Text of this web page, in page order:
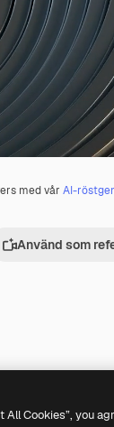
med vår AI-
Använd som
All Cookies”, you